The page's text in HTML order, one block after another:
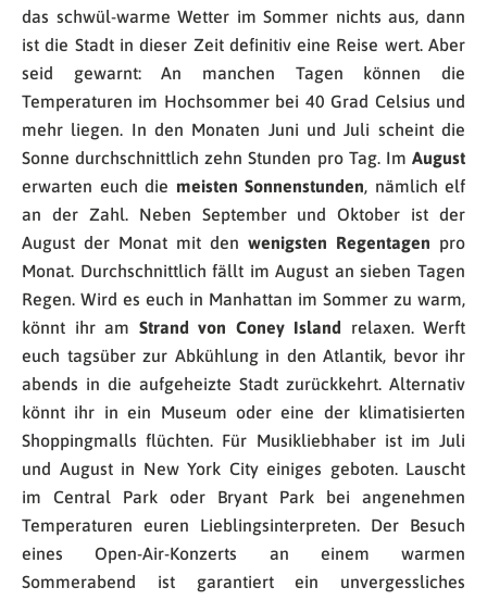
das schwül-warme Wetter im Sommer nichts aus, dann
ist die Stadt in dieser Zeit definitiv eine Reise wert. Aber
seid gewarnt: An manchen Tagen können die
Temperaturen im Hochsommer bei 40 Grad Celsius und
mehr liegen. In den Monaten Juni und Juli scheint die
Sonne durchschnittlich zehn Stunden pro Tag. Im August
erwarten euch die meisten Sonnenstunden, nämlich elf
an der Zahl. Neben September und Oktober ist der
August der Monat mit den wenigsten Regentagen pro
Monat. Durchschnittlich fällt im August an sieben Tagen
Regen. Wird es euch in Manhattan im Sommer zu warm,
könnt ihr am Strand von Coney Island relaxen. Werft
euch tagsüber zur Abkühlung in den Atlantik, bevor ihr
abends in die aufgeheizte Stadt zurückkehrt. Alternativ
könnt ihr in ein Museum oder eine der klimatisierten
Shoppingmalls flüchten. Für Musikliebhaber ist im Juli
und August in New York City einiges geboten. Lauscht
im Central Park oder Bryant Park bei angenehmen
Temperaturen euren Lieblingsinterpreten. Der Besuch
eines Open-Air-Konzerts an einem warmen
Sommerabend ist garantiert ein unvergessliches